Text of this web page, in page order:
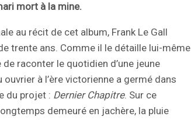
mort à la mine.
au récit de cet album, Frank Le Gall
trente ans. Comme il le détaille lui-même
de raconter le quotidien d’une jeune
à l’ère victorienne a germé dans
du projet : Dernier Chapitre. Sur ce
demeuré en jachère, la pluie